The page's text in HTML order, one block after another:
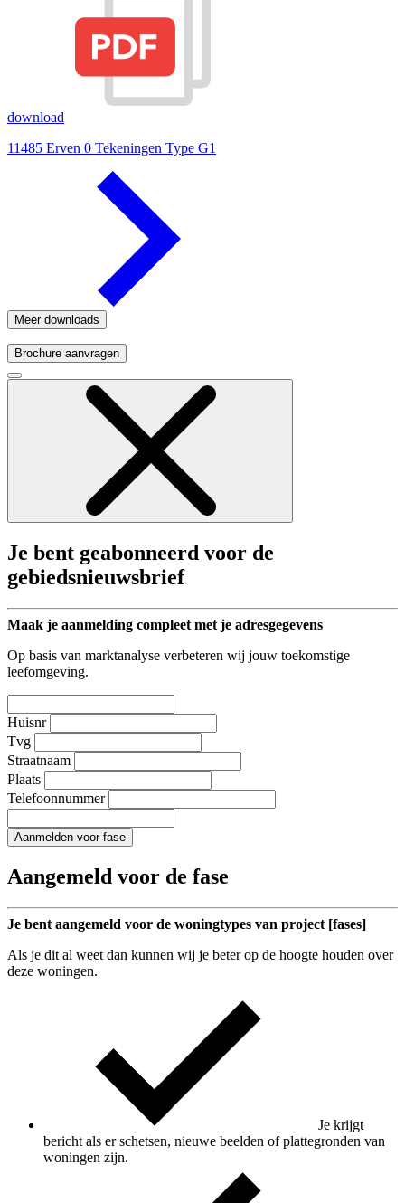
download
11485 Erven 0 Tekeningen Type G1
Meer downloads
Brochure aanvragen
Je bent geabonneerd voor de
gebiedsnieuwsbrief
Maak je aanmelding compleet met je adresgegevens
Op basis van marktanalyse verbeteren wij jouw toekomstige
leefomgeving.
Huisnr
Tvg
Straatnaam
Plaats
Telefoonnummer
Aanmelden voor fase
Aangemeld voor de fase
Je bent aangemeld voor de woningtypes van project [fases]
Als je dit al weet dan kunnen wij je beter op de hoogte houden over
deze woningen.
Je krijgt
bericht als er schetsen, nieuwe beelden of plattegronden van
woningen zijn.